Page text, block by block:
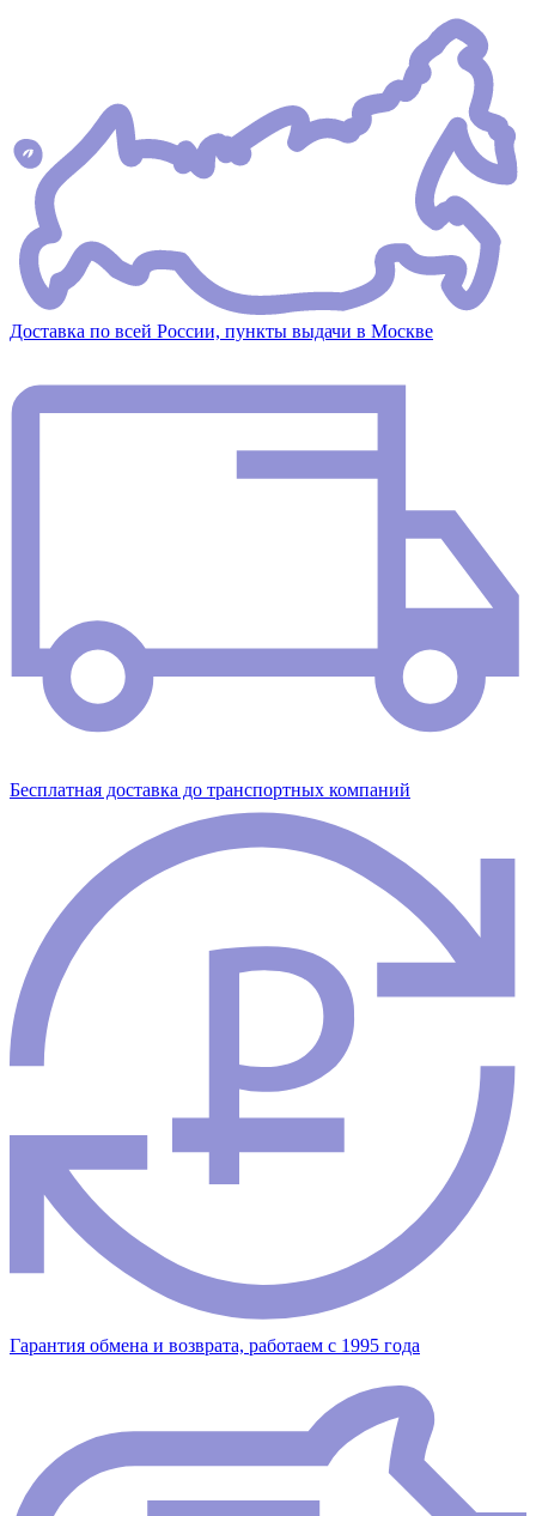
Доставка по всей России, пункты выдачи в Москве
Бесплатная доставка до транспортных компаний
Гарантия обмена и возврата, работаем с 1995 года